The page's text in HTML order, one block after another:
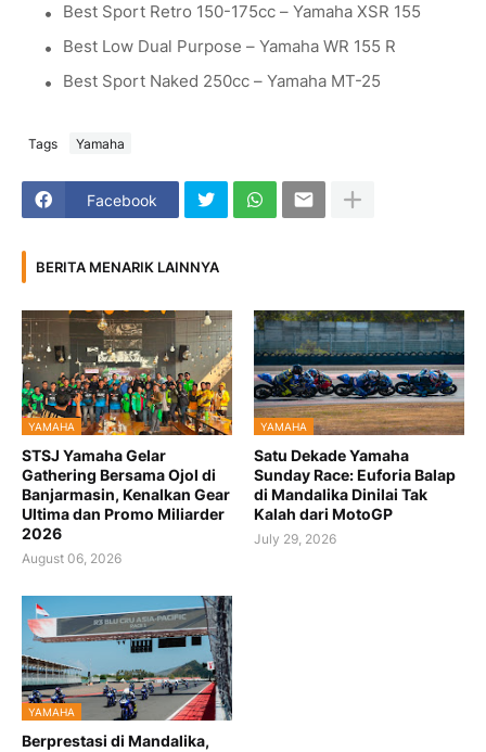
Best Sport Retro 150-175cc – Yamaha XSR 155
Best Low Dual Purpose – Yamaha WR 155 R
Best Sport Naked 250cc – Yamaha MT-25
Tags Yamaha
Facebook
BERITA MENARIK LAINNYA
YAMAHA
STSJ Yamaha Gelar
Gathering Bersama Ojol di
Banjarmasin, Kenalkan Gear
Ultima dan Promo Miliarder
2026
August 06, 2026
YAMAHA
Satu Dekade Yamaha
Sunday Race: Euforia Balap
di Mandalika Dinilai Tak
Kalah dari MotoGP
July 29, 2026
YAMAHA
Berprestasi di Mandalika,